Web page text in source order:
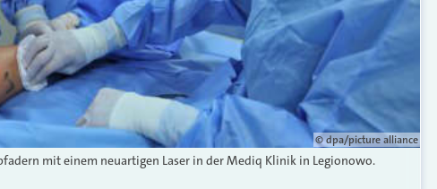
© dpa/picture alliance
mit einem neuartigen Laser in der Mediq Klinik in Legionowo.